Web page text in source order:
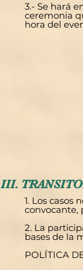
3.- Se hará
ceremonia
hora del
III.
1. Los casos
convocante,
2. La
bases de la
POLÍTICA